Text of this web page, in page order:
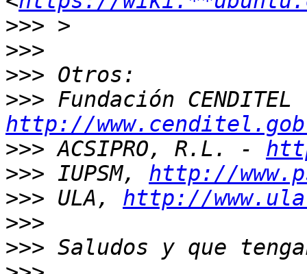
>>>
>>>
>>>
>>>
http://
>>> ACSIPRO, R.L. -
>>> IUPSM, http://
>>> ULA, http://
>>>
>>>